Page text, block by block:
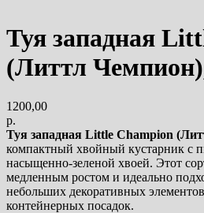
Туя западная
(Литтл
1200,00
р.
Туя западная Little Champion
компактный хвойный кустарник с
насыщенно-зеленой хвоей. Этот
медленным ростом и идеально
небольших декоративных
контейнерных посадок.